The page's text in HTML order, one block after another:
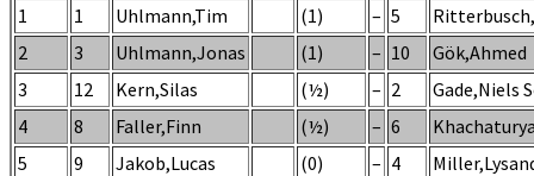
1
1 Uhlmann,Tim (1) – 5
2
3 Uhlmann,Jonas (1) – 10
Gök,Ahmed
3
12 Kern,Silas (½) – 2
Gade,Niels
4
8 Faller,Finn (½) – 6
5
9 Jakob,Lucas (0) – 4